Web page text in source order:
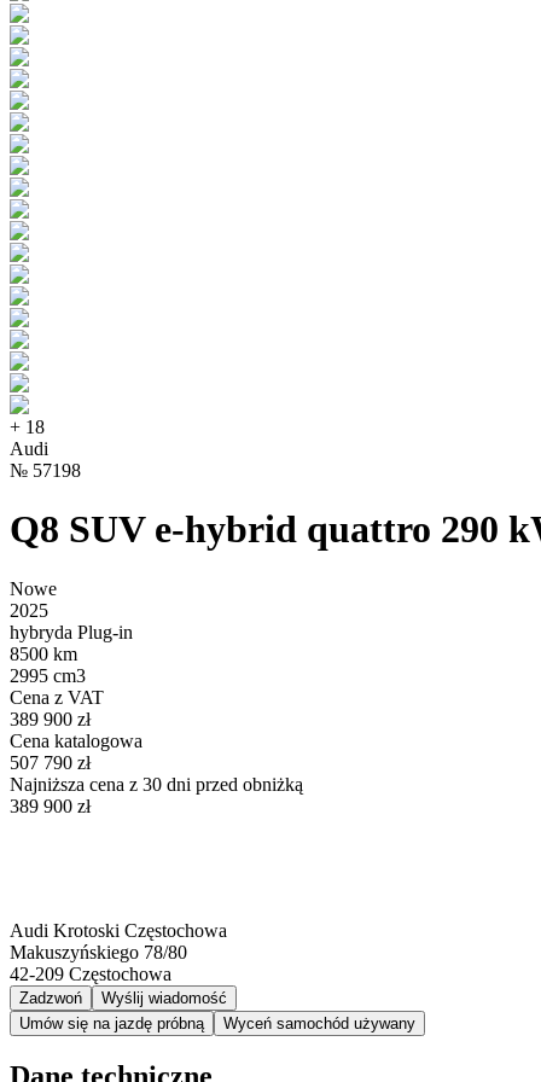
+ 18
Audi
№ 57198
Q8 SUV e-hybrid quattro 290
Nowe
2025
hybryda Plug-in
8500 km
2995 cm3
Cena z VAT
389 900 zł
Cena katalogowa
507 790 zł
Najniższa cena z 30 dni przed obniżką
389 900 zł
Audi Krotoski Częstochowa
Makuszyńskiego 78/80
42-209 Częstochowa
Zadzwoń
Wyślij wiadomość
Umów się na jazdę próbną
Wyceń samochód używany
Dane techniczne